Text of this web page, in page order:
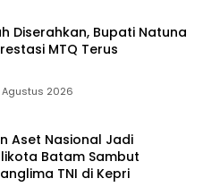
Diserahkan, Bupati Natuna
MTQ Terus
Agustus 2026
Aset Nasional Jadi
Batam Sambut
TNI di Kepri